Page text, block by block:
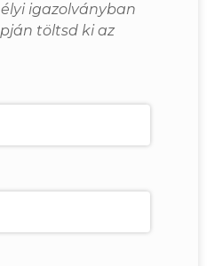
igazolványban
töltsd ki az